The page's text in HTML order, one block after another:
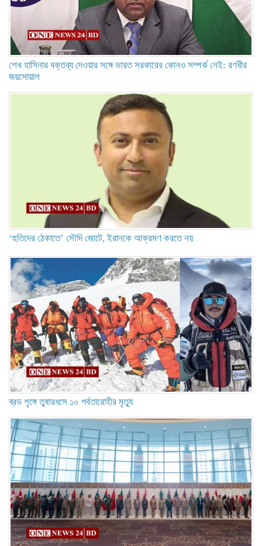
শেখ হাসিনার বক্তব্য দেওয়ার সঙ্গে ভারত সরকারের কোনও সম্পর্ক নেই: রণধীর
জয়সোয়াল
‘হুতিদের ঠেকাতে’ সৌদি জোটে, ইরানকে আক্রমণ করতে নয়
ব্রড শৃঙ্গে তুষারধসে ১০ পর্বতারোহীর মৃত্যু